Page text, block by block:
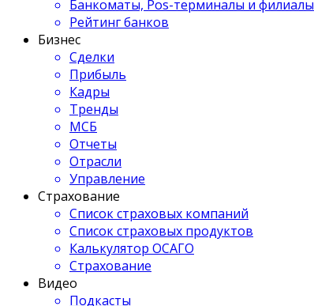
Банкоматы, Pos-терминалы и филиалы
Рейтинг банков
Бизнес
Сделки
Прибыль
Кадры
Тренды
МСБ
Отчеты
Отрасли
Управление
Страхование
Список страховых компаний
Список страховых продуктов
Калькулятор ОСАГО
Страхование
Видео
Подкасты